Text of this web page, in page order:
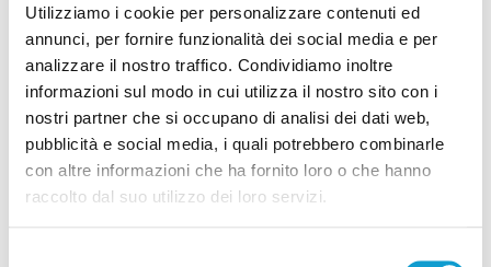
Utilizziamo i cookie per personalizzare contenuti ed
annunci, per fornire funzionalità dei social media e per
analizzare il nostro traffico. Condividiamo inoltre
informazioni sul modo in cui utilizza il nostro sito con i
nostri partner che si occupano di analisi dei dati web,
pubblicità e social media, i quali potrebbero combinarle
con altre informazioni che ha fornito loro o che hanno
raccolto dal suo utilizzo dei loro servizi.